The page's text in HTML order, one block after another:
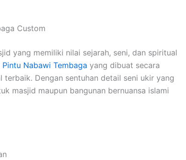
Custom
yang memiliki nilai sejarah, seni, dan spiritual
Pintu Nabawi Tembaga yang dibuat secara
Dengan sentuhan detail seni ukir yang
masjid maupun bangunan bernuansa islami